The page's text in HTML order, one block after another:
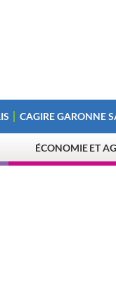
CAGIRE GARONNE
ÉCONOMIE ET